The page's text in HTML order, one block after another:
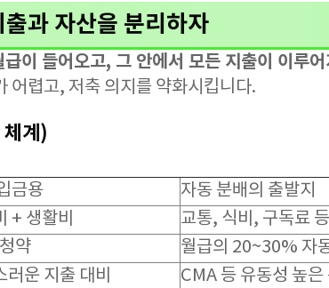
과 자산을 분리하자
급이 들어오고, 그 안에서 모든 지출이 이루
어렵고, 저축 의지를 약화시킵니다.
계)
금용 자동 분배의 출발지
+ 생활비 교통, 식비, 구독료 등
약 월급의 20~30% 자
러운 지출 대비
CMA 등 유동성 높은